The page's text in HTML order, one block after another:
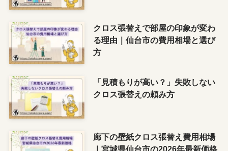
クロス張替えで部屋の印象が変わ
る理由｜仙台市の費用相場と選び
方
「見積もりが高い？」失敗しない
クロス張替えの頼み方
廊下の壁紙クロス張替え費用相場
｜宮城県仙台市の2026年最新価格